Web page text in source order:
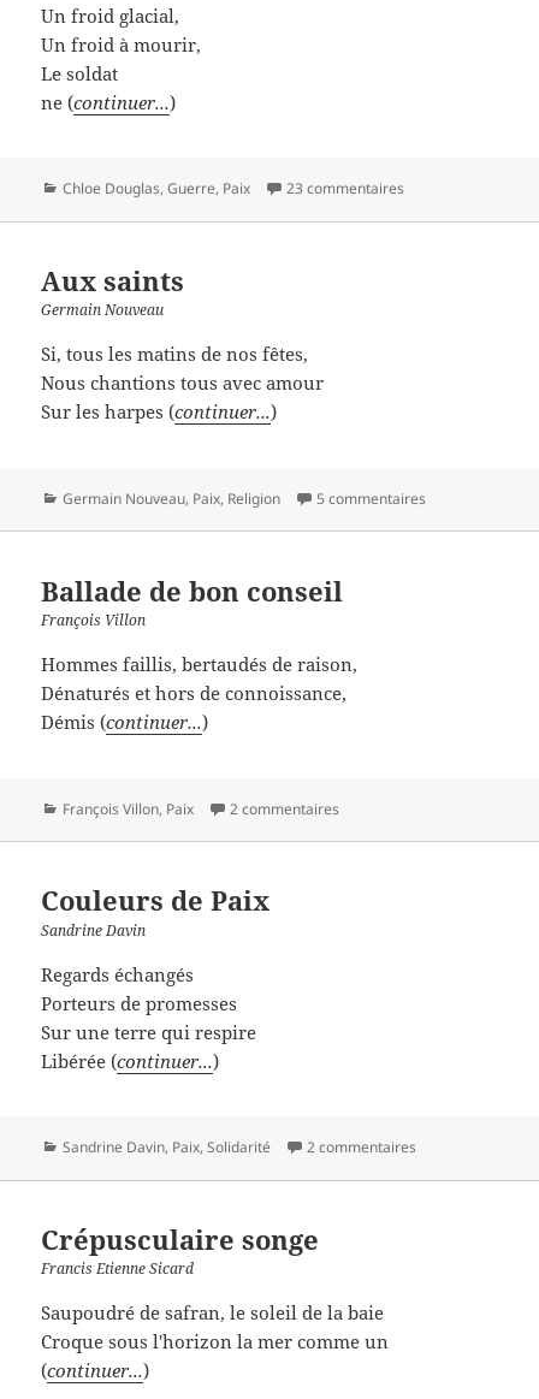
Un froid glacial,
Un froid à mourir,
Le soldat
ne (continuer...)
Catégories
Chloe Douglas,Guerre, Paix 23 commentaires
Aux saints
Germain Nouveau
Si, tous les matins de nos fêtes,
Nous chantions tous avec amour
Sur les harpes (continuer...)
Catégories
Germain Nouveau, Paix, Religion 5 commentaires
Ballade de bon conseil
François Villon
Hommes faillis, bertaudés de raison,
Dénaturés et hors de connoissance,
Démis (continuer...)
Catégories
François Villon, Paix 2 commentaires
Couleurs de Paix
Sandrine Davin
Regards échangés
Porteurs de promesses
Sur une terre qui respire
Libérée (continuer...)
Catégories
Sandrine Davin, Paix,Solidarité 2 commentaires
Crépusculaire songe
Francis Etienne Sicard
Saupoudré de safran, le soleil de la baie
Croque sous l'horizon la mer comme un
(continuer...)